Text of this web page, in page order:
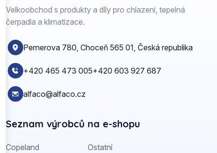
Velkoobchod s produkty a díly pro chlazení, tepelná
čerpadla a klimatizace.
Pernerova 780, Choceň 565 01, Česká republika
+420 465 473 005+420 603 927 687
alfaco@alfaco.cz
Seznam výrobců na e-shopu
Copeland
Ostatní